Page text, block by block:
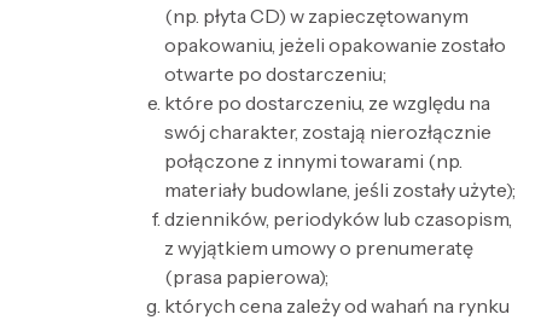
(np. płyta CD) w zapieczętowanym
opakowaniu, jeżeli opakowanie zostało
otwarte po dostarczeniu;
które po dostarczeniu, ze względu na
swój charakter, zostają nierozłącznie
połączone z innymi towarami (np.
materiały budowlane, jeśli zostały użyte);
dzienników, periodyków lub czasopism,
z wyjątkiem umowy o prenumeratę
(prasa papierowa);
których cena zależy od wahań na rynku